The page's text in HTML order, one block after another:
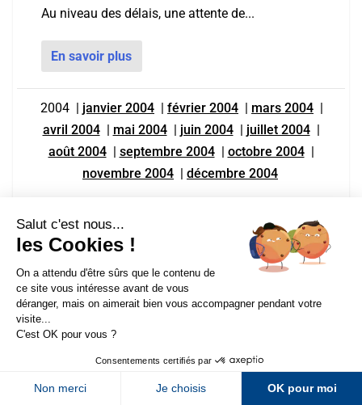
Sur LinkedIn Sur Youtube
Sur X Sur Facebook
Newsletter Abondance
Au niveau des délais, une attente de...
En savoir plus
2004 | janvier 2004 | février 2004 | mars 2004 |
avril 2004 | mai 2004 | juin 2004 | juillet 2004 |
août 2004 | septembre 2004 | octobre 2004 |
novembre 2004 | décembre 2004
Archives |2026 2022 2021
2020 |2019 |2018 2015 |2014 |
2008 | 2007 |
2006 |2005 | 2004 |2003
1999 |1998
Actualités SEO en mars 2004